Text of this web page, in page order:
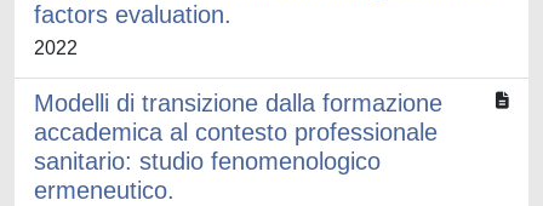
factors evaluation.
2022
Modelli di transizione dalla formazione
accademica al contesto professionale
sanitario: studio fenomenologico
ermeneutico.